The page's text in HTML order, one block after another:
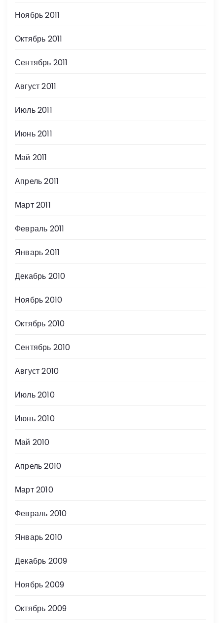
Ноябрь 2011
Октябрь 2011
Сентябрь 2011
Август 2011
Июль 2011
Июнь 2011
Май 2011
Апрель 2011
Март 2011
Февраль 2011
Январь 2011
Декабрь 2010
Ноябрь 2010
Октябрь 2010
Сентябрь 2010
Август 2010
Июль 2010
Июнь 2010
Май 2010
Апрель 2010
Март 2010
Февраль 2010
Январь 2010
Декабрь 2009
Ноябрь 2009
Октябрь 2009